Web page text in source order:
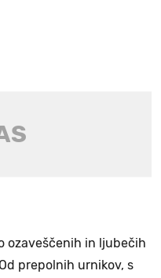
ozaveščenih in ljubečih
prepolnih urnikov, s